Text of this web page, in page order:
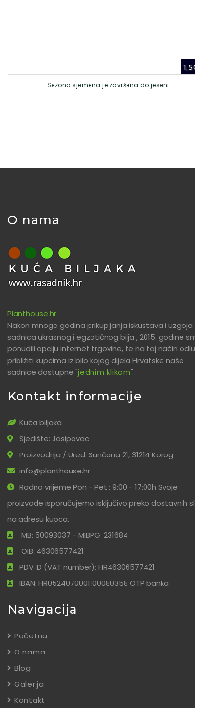
1,50
Sezona sjemena je završena do jeseni.
O nama
Planthouse.hr
Nakon mnogo godina prikupljanja iskustava i uzgoja
sadnica ukrasnog i egzotičnog bilja , 2015. godine smo
ponudili opciju internet trgovine, te na taj način odlučili
približiti kupcima iz bilo kojeg dijela Hrvatske naše
sadnice dostupne "jednim klikom".
Kontakt informacije
Kuća biljaka
Sjedište: Josipovac
Proizvodnja / Ured: Sunčana 21, 31214 Korog
info@planthouse.hr
Radno vrijeme Pon - Pet : 9:00 - 17:00h Svoje
proizvode isporučujemo isključivo preko dostavnih službi
na adresu kupca.
MB: 50093037 - MIBPG: 231684
OIB: 46306577421
PDV ID (VAT number): HR46306577421
IBAN: HR0524070001100080358 OTP banka
Navigacija
Početna
O nama
Blog
Galerija
Kontakt